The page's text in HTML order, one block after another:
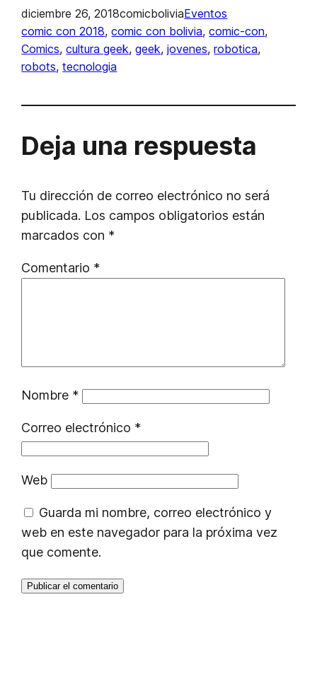
diciembre 26, 2018comicboliviaEventos
comic con 2018, comic con bolivia, comic-con
Comics, cultura geek, geek, jovenes, robotica
robots, tecnologia
Deja una respuesta
Tu dirección de correo electrónico no será
publicada. Los campos obligatorios están
marcados con *
Comentario *
Nombre *
Correo electrónico *
Web
Guarda mi nombre, correo electrónico y
web en este navegador para la próxima vez
que comente.